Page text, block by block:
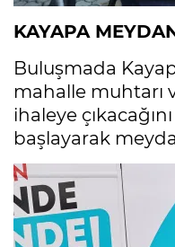
KAYAPA
Buluşmada
mahalle muhtarı
ihaleye
başlayarak